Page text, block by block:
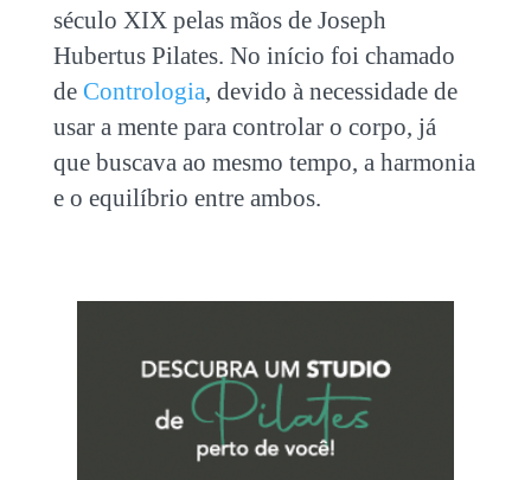
século XIX pelas mãos de Joseph
Hubertus Pilates. No início foi chamado
de Contrologia, devido à necessidade de
usar a mente para controlar o corpo, já
que buscava ao mesmo tempo, a harmonia
e o equilíbrio entre ambos.